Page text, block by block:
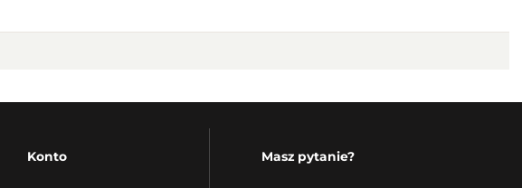
Konto Masz pytanie?